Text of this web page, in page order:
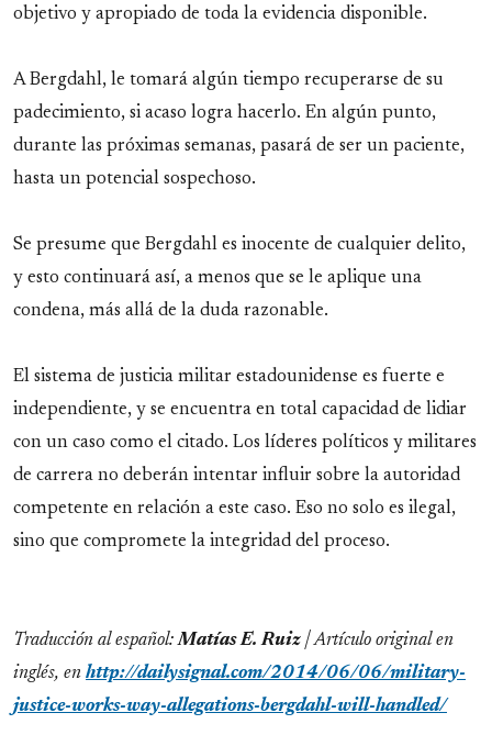
objetivo y apropiado de toda la evidencia disponible.
A Bergdahl, le tomará algún tiempo recuperarse de su
padecimiento, si acaso logra hacerlo. En algún punto,
durante las próximas semanas, pasará de ser un paciente,
hasta un potencial sospechoso.
Se presume que Bergdahl es inocente de cualquier delito,
y esto continuará así, a menos que se le aplique una
condena, más allá de la duda razonable.
El sistema de justicia militar estadounidense es fuerte e
independiente, y se encuentra en total capacidad de lidiar
con un caso como el citado. Los líderes políticos y militares
de carrera no deberán intentar influir sobre la autoridad
competente en relación a este caso. Eso no solo es ilegal,
sino que compromete la integridad del proceso.
Traducción al español:Matías E. Ruiz | Artículo original en
inglés, en http://dailysignal.com/2014/06/06/military-
justice-works-way-allegations-bergdahl-will-handled/